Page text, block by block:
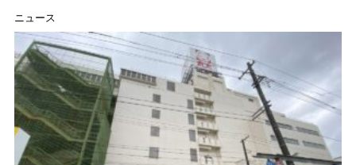
ニュース